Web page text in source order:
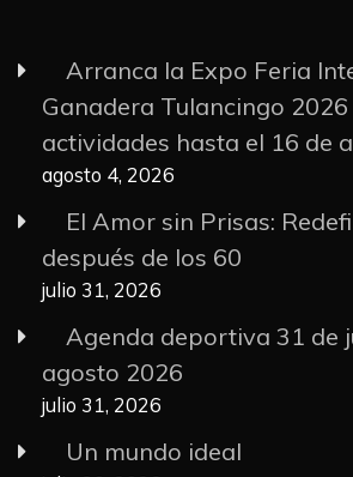
Arranca la Expo Feria
Ganadera Tulancingo 2026
actividades hasta el 16 de
agosto 4, 2026
El Amor sin Prisas:
después de los 60
julio 31, 2026
Agenda deportiva 31 de
agosto 2026
julio 31, 2026
Un mundo ideal